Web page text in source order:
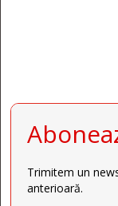
Trimitem un
anterioară.